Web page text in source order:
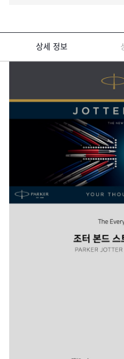
상세 정보